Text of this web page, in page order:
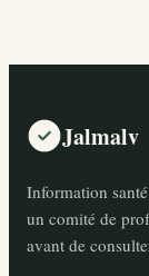
Jalmalv
Information
un comité de
avant de